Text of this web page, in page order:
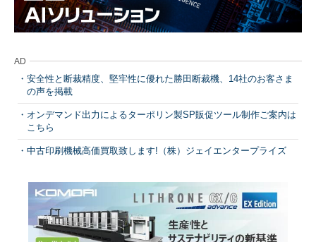
AD
安全性と断裁精度、堅牢性に優れた勝田断裁機、14社のお客さま
の声を掲載
オンデマンド出力によるターポリン製SP販促ツール制作ご案内は
こちら
中古印刷機械高価買取致します!（株）ジェイエンタープライズ